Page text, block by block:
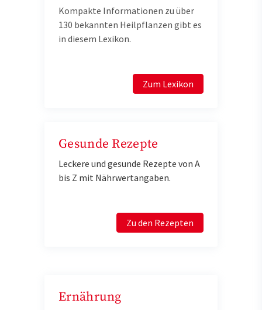
Kompakte Informationen zu über
130 bekannten Heilpflanzen gibt es
in diesem Lexikon.
Zum Lexikon
Gesunde Rezepte
Leckere und gesunde Rezepte von A
bis Z mit Nährwertangaben.
Zu den Rezepten
Ernährung